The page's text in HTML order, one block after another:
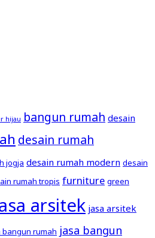
hijau bangun rumah desain
desain rumah
jogja desain rumah modern desain
rumah tropis furniture green
arsitek jasa arsitek
bangun rumah jasa bangun